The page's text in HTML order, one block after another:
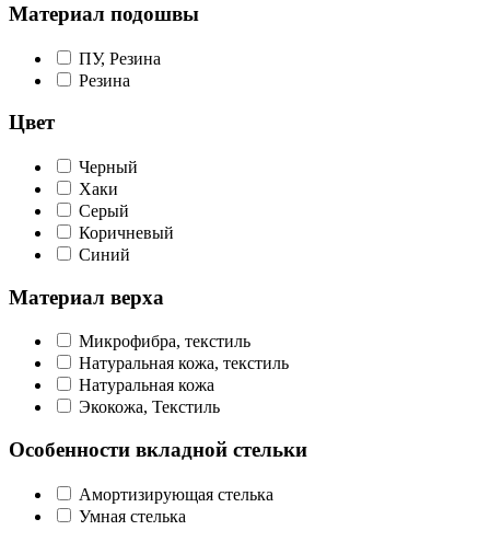
Материал подошвы
ПУ, Резина
Резина
Цвет
Черный
Хаки
Серый
Коричневый
Синий
Материал верха
Микрофибра, текстиль
Натуральная кожа, текстиль
Натуральная кожа
Экокожа, Текстиль
Особенности вкладной стельки
Амортизирующая стелька
Умная стелька